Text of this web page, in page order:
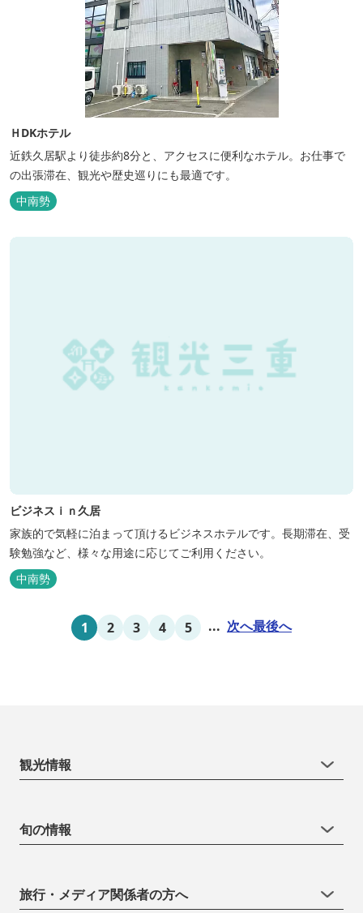
ＨDKホテル
近鉄久居駅より徒歩約8分と、アクセスに便利なホテル。お仕事で
の出張滞在、観光や歴史巡りにも最適です。
中南勢
ビジネスｉｎ久居
家族的で気軽に泊まって頂けるビジネスホテルです。長期滞在、受
験勉強など、様々な用途に応じてご利用ください。
中南勢
1 2 3 4 5 ... 次へ最後へ
観光情報
旬の情報
旅行・メディア関係者の方へ